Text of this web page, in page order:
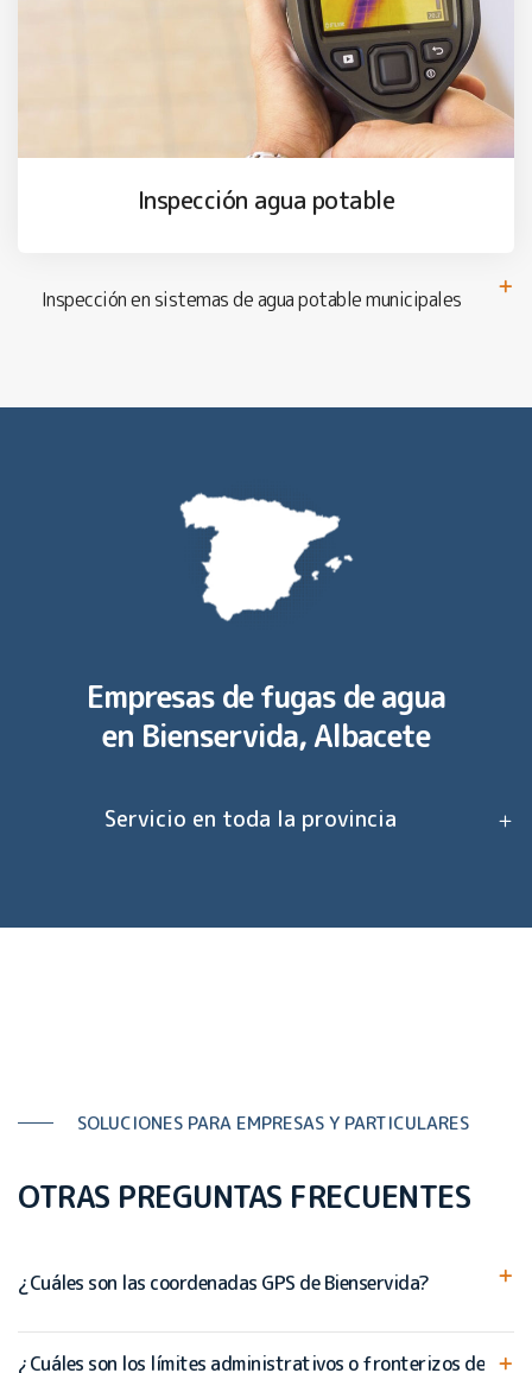
Inspección agua potable
Inspección en sistemas de agua potable municipales
Empresas de fugas de agua
en Bienservida, Albacete
Servicio en toda la provincia
SOLUCIONES PARA EMPRESAS Y PARTICULARES
OTRAS PREGUNTAS FRECUENTES
¿Cuáles son las coordenadas GPS de Bienservida?
¿Cuáles son los límites administrativos o fronterizos de